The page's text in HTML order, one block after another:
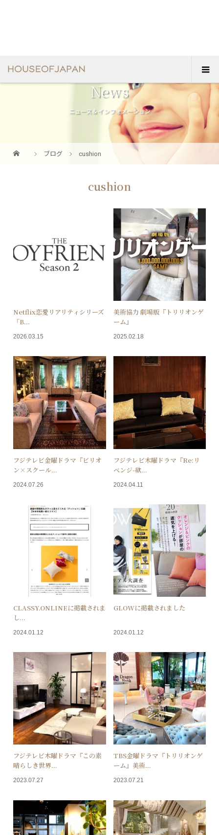
News
ニュース＆インフォメーション
cushion
「B...
2026.03.15
美術協力 劇場版『トリリオンゲ
ーム』
2025.02.18
フジテレビ金曜ドラマ『ビリオ
ン×スクール...
2024.07.26
フジテレビ木曜ドラマ『Re:リ
ベンジ-欲...
2024.04.11
CLASSY.ONLINEに掲載されま
し...
2024.01.12
GLOWに掲載されました
フジテレビ木曜ドラマ『この素
晴らしき世界...
2023.07.27
TBS金曜ドラマ『トリリオンゲ
ーム』美術...
2023.07.21